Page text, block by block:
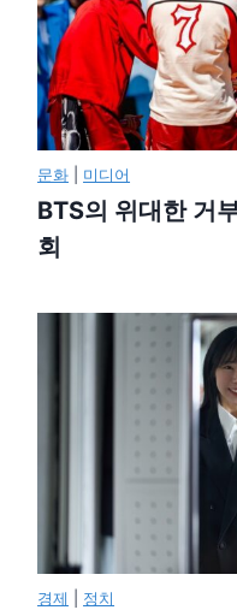
문화 미디어
BTS의 위대한 거
회
경제 정치